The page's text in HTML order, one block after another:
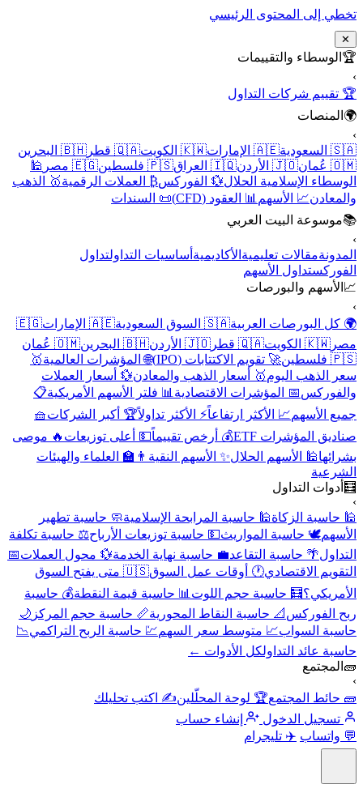
تخطي إلى المحتوى الرئيسي
✕
🏆 الوسطاء والتقييمات
›
🏆 تقييم شركات التداول
🌍 المنصات
›
🇸🇦 السعودية
🇦🇪 الإمارات 🇰🇼 الكويت 🇶🇦 قطر
🇧🇭 البحرين
🇴🇲 عُمان
🇯🇴 الأردن 🇮🇶 العراق 🇵🇸 فلسطين 🇪🇬 مصر
🕌
الوسطاء الإسلامية الحلال💱 الفوركس₿ العملات الرقمية🥇 الذهب
والمعادن📈 الأسهم 📊 العقود (CFD)
📜 السندات
📚موسوعة البيت العربي
›
المدونةمقالات تعليمية الأكاديمية أساسيات التداولتداول
الفوركستداول الأسهم
📈 الأسهم والبورصات
›
🌍 كل البورصات العربية🇸🇦 السوق السعودية 🇦🇪 الإمارات
🇪🇬
مصر 🇰🇼 الكويت 🇶🇦 قطر 🇯🇴 الأردن 🇧🇭 البحرين
🇴🇲 عُمان
🇵🇸 فلسطين
🚀 تقويم الاكتتابات (IPO) 🌐 المؤشرات العالمية🥇
سعر الذهب اليوم🥇 أسعار الذهب والمعادن💱 أسعار العملات
والفوركس📅 المؤشرات الاقتصادية 📊 فلتر الأسهم الأمريكية📋
جميع الأسهم📈 الأكثر ارتفاعاً⚡ الأكثر تداولاً🏆 أكبر الشركات🧺
صناديق المؤشرات ETF
💰 أرخص تقييماً💵 أعلى توزيعات 🔥 موصى
بشرائها🕌 الأسهم الحلال✨ الأسهم النقية 👨‍🏫 العلماء والهيئات
الشرعية
🧮 أدوات التداول
›
🕌 حاسبة الزكاة🕌 حاسبة المرابحة الإسلامية🧼 حاسبة تطهير
الأسهم🕊️ حاسبة المواريث💵 حاسبة توزيعات الأرباح⚖️ حاسبة تكلفة
التداول🌴 حاسبة التقاعد💼 حاسبة نهاية الخدمة💱 محول العملات📅
التقويم الاقتصادي🕐 أوقات عمل السوق
🇺🇸 متى يفتح السوق
الأمريكي؟🧮 حاسبة حجم اللوت 📊 حاسبة قيمة النقطة💰 حاسبة
ربح الفوركس 📐 حاسبة النقاط المحورية📏 حاسبة حجم المركز 🌙
حاسبة السواب📈 متوسط سعر السهم💹 حاسبة الربح التراكمي📉
حاسبة عائد التداولكل الأدوات ←
🧱 المجتمع
›
🧱 حائط المجتمع🏆 لوحة المحلّلين✍️ اكتب تحليلك
تسجيل الدخول
إنشاء حساب
💬 واتساب ✈️ تليجرام